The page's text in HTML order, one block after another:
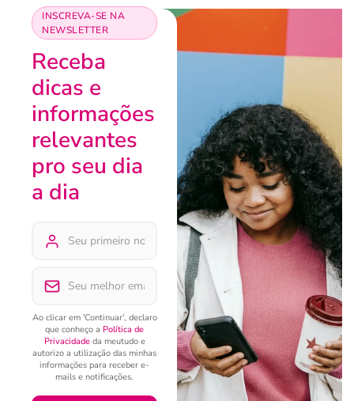
INSCREVA-SE NA
NEWSLETTER
Receba
dicas e
informações
relevantes
pro seu dia
a dia
Ao clicar em 'Continuar', declaro
que conheço a Política de
Privacidadeda meutudo e
autorizo a utilização das minhas
informações para receber e-
mails e notificações.